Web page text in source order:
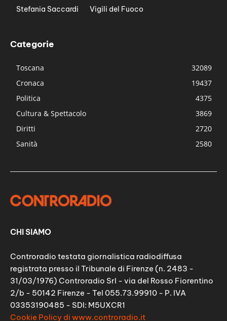
Stefania Saccardi
Vigili del Fuoco
Categorie
Toscana
32089
Cronaca
19437
Politica
4375
Cultura & Spettacolo
3869
Diritti
2720
Sanità
2580
CHI SIAMO
Controradio testata giornalistica radiodiffusa
registrata presso il Tribunale di Firenze (n. 2483 -
31/03/1976) Controradio Srl - via del Rosso Fiorentino
2/b - 50142 Firenze - Tel 055.73.99910 - P. IVA
03353190485 - SDI: M5UXCR1
Cookie Policy di www.controradio.it